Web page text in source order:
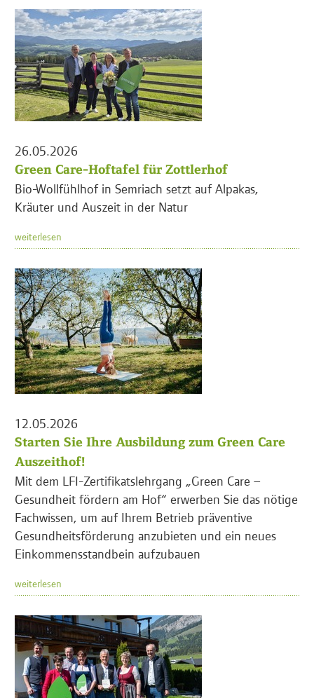
26.05.2026
Green Care-Hoftafel für Zottlerhof
Bio-Wollfühlhof in Semriach setzt auf Alpakas,
Kräuter und Auszeit in der Natur
weiterlesen
12.05.2026
Starten Sie Ihre Ausbildung zum Green Care
Auszeithof!
Mit dem LFI-Zertifikatslehrgang „Green Care –
Gesundheit fördern am Hof“ erwerben Sie das nötige
Fachwissen, um auf Ihrem Betrieb präventive
Gesundheitsförderung anzubieten und ein neues
Einkommensstandbein aufzubauen
weiterlesen